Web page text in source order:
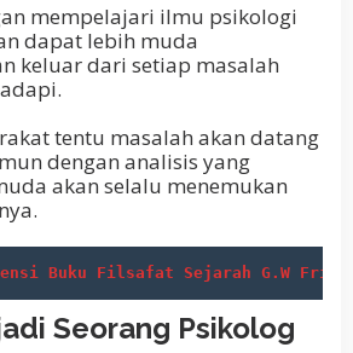
mempelajari ilmu psikologi
dapat lebih muda
keluar dari setiap masalah
tentu masalah akan datang
dengan analisis yang
akan selalu menemukan
Buku Filsafat Sejarah G.W
Seorang Psikolog